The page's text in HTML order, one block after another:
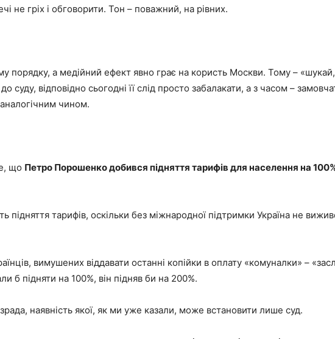
не гріх і обговорити. Тон – поважний, на рівних.
порядку, а медійний ефект явно грає на користь Москви. Тому –
суду, відповідно сьогодні її слід просто забалакати, а з часом –
чином.
що Петро Порошенко добився підняття тарифів для населення на
підняття тарифів, оскільки без міжнародної підтримки Україна не
вимушених віддавати останні копійки в оплату «комуналки» –
б підняти на 100%, він підняв би на 200%.
наявність якої, як ми уже казали, може встановити лише суд.